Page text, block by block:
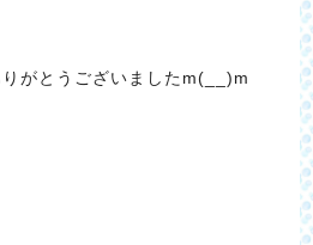
がとうございましたm(__)m